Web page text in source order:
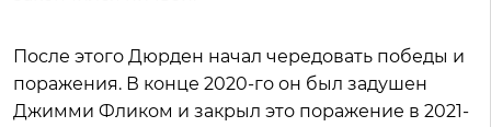
После этого Дюрден начал чередовать победы и
поражения. В конце 2020-го он был задушен
Джимми Фликом и закрыл это поражение в 2021-